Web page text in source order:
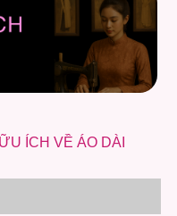
ÍCH VỀ ÁO DÀI